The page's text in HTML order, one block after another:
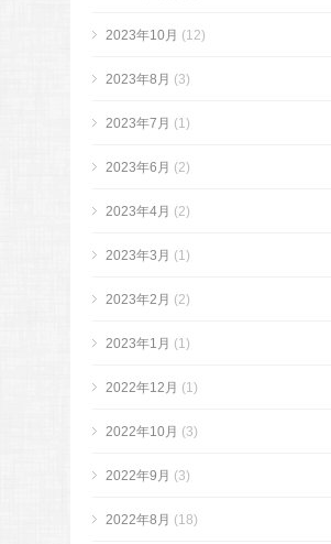
2023年10月 (12)
2023年8月 (3)
2023年7月 (1)
2023年6月 (2)
2023年4月 (2)
2023年3月 (1)
2023年2月 (2)
2023年1月 (1)
2022年12月 (1)
2022年10月 (3)
2022年9月 (3)
2022年8月 (18)